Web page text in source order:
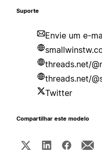
Suporte
Envie um e-
threads.net/
threads.net/
Twitter
Compartilhar este modelo